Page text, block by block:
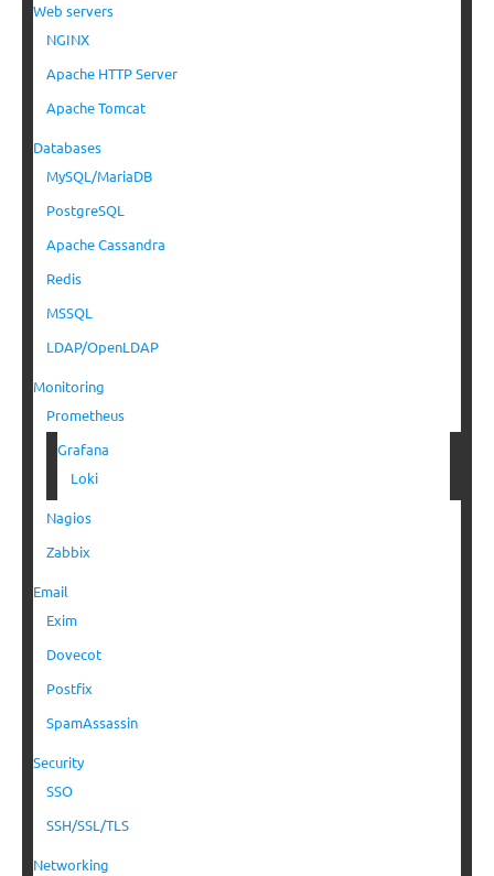
Web servers
NGINX
Apache HTTP Server
Apache Tomcat
Databases
MySQL/MariaDB
PostgreSQL
Apache Cassandra
Redis
MSSQL
LDAP/OpenLDAP
Monitoring
Prometheus
Grafana
Loki
Nagios
Zabbix
Email
Exim
Dovecot
Postfix
SpamAssassin
Security
SSO
SSH/SSL/TLS
Networking